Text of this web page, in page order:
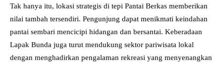
Tak hanya itu, lokasi strategis di tepi Pantai Berkas memberikan
nilai tambah tersendiri. Pengunjung dapat menikmati keindahan
pantai sembari mencicipi hidangan dan bersantai. Keberadaan
Lapak Bunda juga turut mendukung sektor pariwisata lokal
dengan menghadirkan pengalaman rekreasi yang menyenangkan